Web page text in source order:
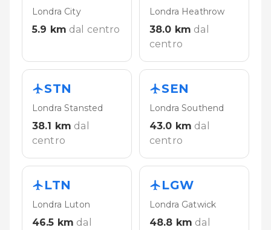
Londra City
5.9 km dal centro
Londra Heathrow
38.0 km dal
centro
STN
Londra Stansted
38.1 km dal
centro
SEN
Londra Southend
43.0 km dal
centro
LTN
Londra Luton
46.5 km dal
LGW
Londra Gatwick
48.8 km dal